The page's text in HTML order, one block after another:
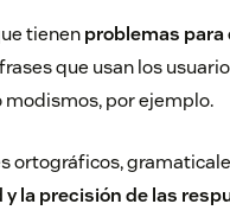
tienenproblemas para
que usan los
modismos, por ejemplo.
ortográficos,
y la precisión de las